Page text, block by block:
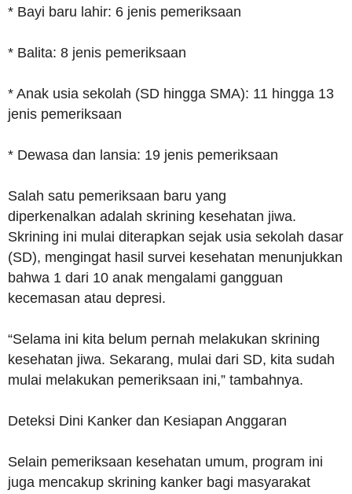
* Bayi baru lahir: 6 jenis pemeriksaan
* Balita: 8 jenis pemeriksaan
* Anak usia sekolah (SD hingga SMA): 11 hingga 13
jenis pemeriksaan
* Dewasa dan lansia: 19 jenis pemeriksaan
Salah satu pemeriksaan baru yang
diperkenalkan adalah skrining kesehatan jiwa.
Skrining ini mulai diterapkan sejak usia sekolah dasar
(SD), mengingat hasil survei kesehatan menunjukkan
bahwa 1 dari 10 anak mengalami gangguan
kecemasan atau depresi.
“Selama ini kita belum pernah melakukan skrining
kesehatan jiwa. Sekarang, mulai dari SD, kita sudah
mulai melakukan pemeriksaan ini,” tambahnya.
Deteksi Dini Kanker dan Kesiapan Anggaran
Selain pemeriksaan kesehatan umum, program ini
juga mencakup skrining kanker bagi masyarakat